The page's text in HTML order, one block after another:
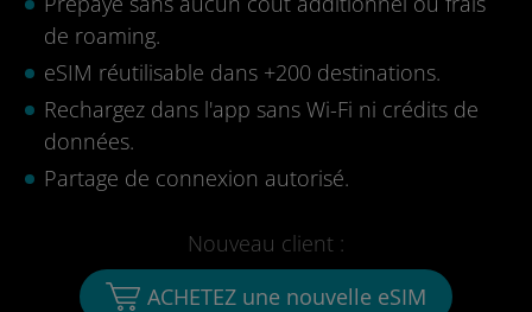
de roaming.
eSIM réutilisable dans +200 destinations.
Rechargez dans l'app sans Wi-Fi ni crédits de
données.
Partage de connexion autorisé.
Nouveau client :
ACHETEZ une nouvelle eSIM